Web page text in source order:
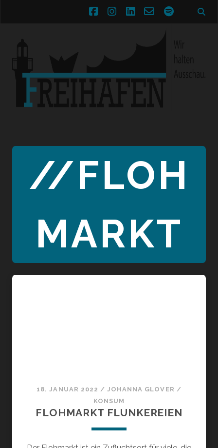
facebookinstagram
linkedin
email-spotify
//FLOH
MARKT
18. JANUAR 2022 /JOHANNA GLOVER /
KONSUM
FLOHMARKT FLUNKEREIEN